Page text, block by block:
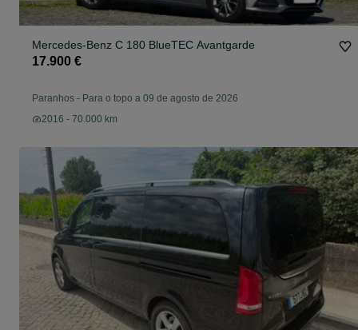
Mercedes-Benz C 180 BlueTEC Avantgarde
17.900 €
Paranhos - Para o topo a 09 de agosto de 2026
2016 - 70.000 km